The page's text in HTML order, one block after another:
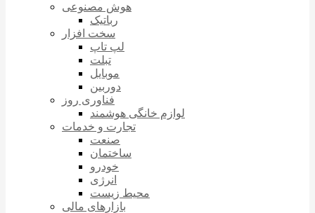
هوش مصنوعی
رباتیک
سخت افزار
لپ تاپ
تبلت
موبایل
دوربین
فناوری روز
لوازم خانگی هوشمند
تجارت و خدمات
صنعت
ساختمان
خودرو
انرژی
محیط زیست
بازارهای مالی